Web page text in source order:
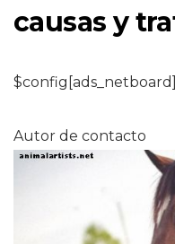
causas y
Autor de contacto